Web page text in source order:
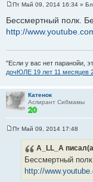
о
б
щ
н
е
Пт Май 09, 2014 16:34 »
Бессмертный полк.
http://
"Если у вас нет паранойи,
дочЮЛЕ 19 лет 11 месяцев
Катенок
Аспирант Сибмамы
Пт Май 09, 2014 17:48
A_LL_A
Бессмертный
http://